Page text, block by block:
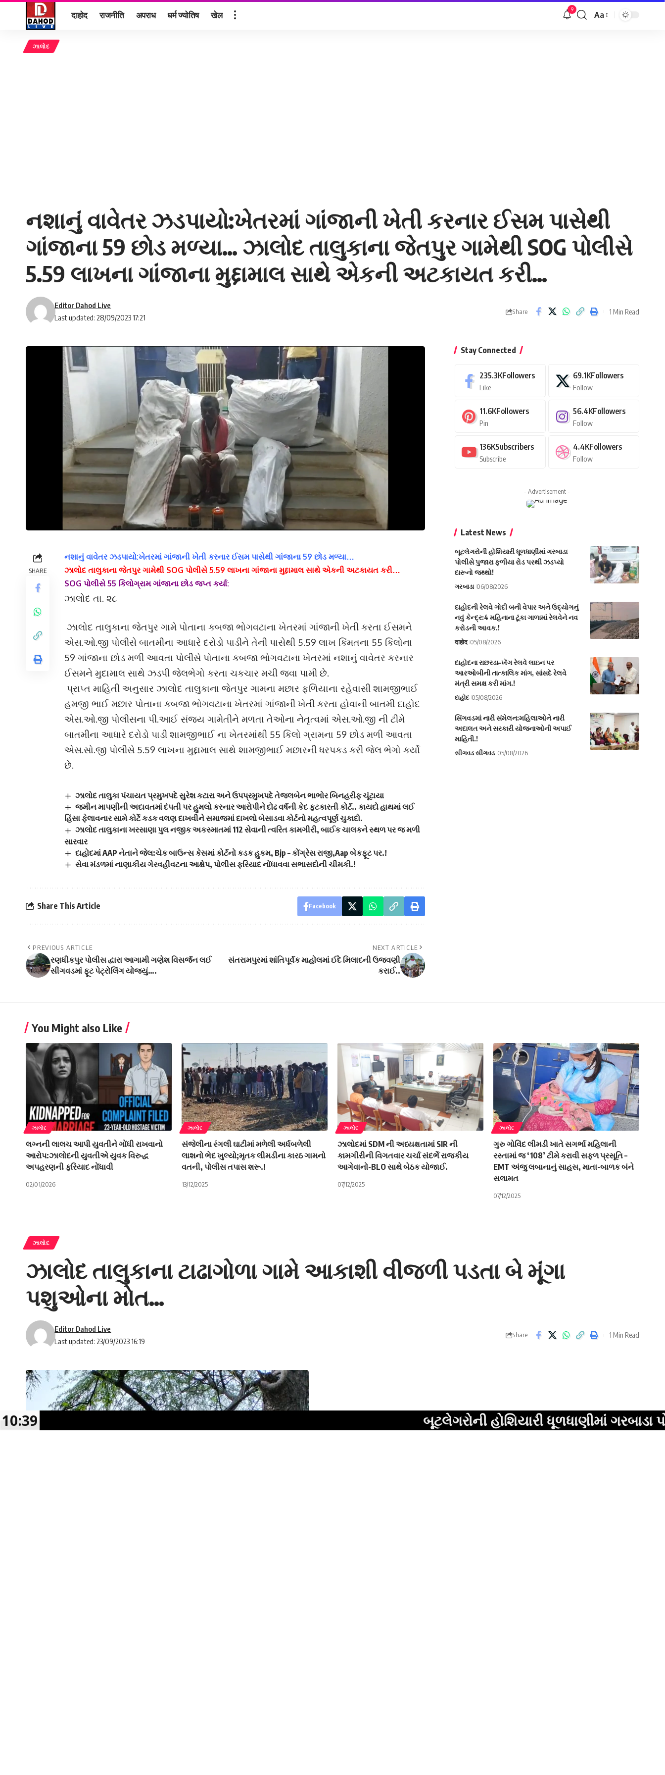
दाहोद राजनीति अपराध धर्म ज्योतिष खेल 9
Font
Aa
ઝાલોદ
નશાનું વાવેતર ઝડપાયો:ખેતરમાં ગાંજાની ખેતી કરનાર ઈસમ પાસેથી
ગાંજાના 59 છોડ મળ્યા… ઝાલોદ તાલુકાના જેતપુર ગામેથી SOG પોલીસે
5.59 લાખના ગાંજાના મુદ્દામાલ સાથે એકની અટકાયત કરી…
Last updated: 28/09/2023 17:21
Editor Dahod Live
Share 1 Min Read
SHARE
નશાનું વાવેતર ઝડપાયો:ખેતરમાં ગાંજાની ખેતી કરનાર ઈસમ પાસેથી ગાંજાના 59 છોડ મળ્યા…
ઝાલોદ તાલુકાના જેતપુર ગામેથી SOG પોલીસે 5.59 લાખના ગાંજાના મુદ્દામાલ સાથે એકની અટકાયત કરી…
SOG પોલીસે 55 કિલોગ્રામ ગાંજાના છોડ જપ્ત કર્યા:
ઝાલોદ તા. ૨૮
ઝાલોદ તાલુકાના જેતપુર ગામે પોતાના કબજા ભોગવટાના ખેતરમાં ગાંજાની ખેતી કરતા ઈસમને
એસ.ઓ.જી પોલીસે બાતમીના આધારે દરોડો પાડીને તેની પાસેથી 5.59 લાખ કિંમતના 55 કિલોના
59 ગાંજાના છોડ મળી આવતા પોલીસે પોતાના કબજા ભોગવટાના ખેતરમાં નશાનું વાવેતર કરનાર
ઈસમને મુદામાલ સાથે ઝડપી જેલભેગો કરતા ચકચાર મચી જવા પામી છે.
પ્રાપ્ત માહિતી અનુસાર ઝાલોદ તાલુકાના જેતપુર ગામના મછાર ફળિયાના રહેવાસી શામજીભાઈ
હમજી ભાઈ મછાર પોતાના કબજા ભોગવટાના ખેતરમાં ગાંજાની ખેતી કરતા હોવાની બાતમી દાહોદ
એસ.ઓ.જી પોલીસના પી.આઈ સંજય ગામેતીને મળતા તેઓના નેતૃત્વમાં એસ.ઓ.જી ની ટીમે
બાતમીના આધારે દરોડો પાડી શામજીભાઈ ના ખેતરમાંથી 55 કિલો ગ્રામના 59 છોડ મળી આવતા
એસ.સો.જી પોલીસે 5.59 લાખના મુદ્દામાલ સાથે શામજીભાઈ મછારની ધરપકડ કરી જેલ ભેગો કર્યો
છે.
ઝાલોદ તાલુકા પંચાયત પ્રમુખપદે સુરેશ કટારા અને ઉપપ્રમુખપદે તેજલબેન ભાભોર બિનહરીફ ચૂંટાયા
જમીન માપણીની અદાવતમાં દંપતી પર હુમલો કરનાર આરોપીને દોઢ વર્ષની કેદ ફટકારતી કોર્ટ.. કાયદો હાથમાં લઈ
હિંસા ફેલાવનાર સામે કોર્ટે કડક વલણ દાખવીને સમાજમાં દાખલો બેસાડવા કોર્ટનો મહત્વપૂર્ણ ચુકાદો.
ઝાલોદ તાલુકાના ખરસાણા પુલ નજીક અકસ્માતમાં 112 સેવાની ત્વરિત કામગીરી, બાઈક ચાલકને સ્થળ પર જ મળી
સારવાર
દાહોદમાં AAP નેતાને જેલ:ચેક બાઉન્સ કેસમાં કોર્ટનો કડક હુકમ, Bjp – કોંગ્રેસ રાજી,Aap બેકફૂટ પર.!
સેવા મંડળમાં નાણાકીય ગેરવહીવટના આક્ષેપ, પોલીસ ફરિયાદ નોંધાવવા સભાસદોની ચીમકી.!
Share This Article Facebook
PREVIOUS ARTICLE
રણધીકપુર પોલીસ દ્વારા આગામી ગણેશ વિસર્જન લઈ
સીંગવડમાં ફૂટ પેટ્રોલિંગ યોજ્યું….
NEXT ARTICLE
સંતરામપુરમાં શાંતિપૂર્વક માહોલમાં ઈદે મિલાદની ઉજવણી
કરાઈ..
Stay Connected
235.3KFollowers
Like
69.1KFollowers
Follow
11.6KFollowers
Pin
56.4KFollowers
Follow
136KSubscribers
Subscribe
4.4KFollowers
Follow
- Advertisement -
Latest News
બૂટલેગરોની હોશિયારી ધૂળધાણીમાં ગરબાડા
પોલીસે પુજારા ફળીયા રોડ પરથી ઝડપ્યો
દારૂનો જથ્થો!
ગરબાડા 06/08/2026
દાહોદની રેલવે ગોદી બની વેપાર અને ઉદ્યોગનું
નવું કેન્દ્ર:4 મહિનાના ટૂંકા ગાળામાં રેલવેને નવ
કરોડની આવક.!
दाहोद 05/08/2026
દાહોદના રાછરડા–ખેંગ રેલવે લાઇન પર
આરઓબીની તાત્કાલિક માંગ, સાંસદે રેલવે
મંત્રી સમક્ષ કરી માંગ.!
દાહોદ 05/08/2026
સિંગવડમાં નારી સંમેલન:મહિલાઓને નારી
અદાલત અને સરકારી યોજનાઓની અપાઈ
માહિતી.!
સીંગવડ સીંગવડ 05/08/2026
You Might also Like
ઝાલોદ
લગ્નની લાલચ આપી યુવતીને ગોંધી રાખવાનો
આરોપ:ઝાલોદની યુવતીએ યુવક વિરુદ્ધ
અપહરણની ફરિયાદ નોંધાવી
02/01/2026
ઝાલોદ
સંજેલીના રંગલી ઘાટીમાં મળેલી અર્ધબળેલી
લાશનો ભેદ ખુલ્યો;મૃતક લીમડીના કારઠ ગામનો
વતની, પોલીસ તપાસ શરૂ.!
13/12/2025
ઝાલોદ
ઝાલોદમાં SDM ની અધ્યક્ષતામાં SIR ની
કામગીરીની વિગતવાર ચર્ચા સંદર્ભે રાજકીય
આગેવાનો-BLO સાથે બેઠક યોજાઈ.
07/12/2025
ઝાલોદ
ગુરુ ગોવિંદ લીમડી ખાતે સગર્ભા મહિલાની
રસ્તામાં જ ‘108’ ટીમે કરાવી સફળ પ્રસૂતિ –
EMT અંજુ લબાનાનું સાહસ, માતા-બાળક બંને
સલામત
07/12/2025
ઝાલોદ
ઝાલોદ તાલુકાના ટાઢાગોળા ગામે આકાશી વીજળી પડતા બે મૂંગા
પશુઓના મોત…
Last updated: 23/09/2023 16:19
Editor Dahod Live
Share 1 Min Read
બૂટલેગરોની હોશિયારી ધૂળધાણીમાં ગરબાડા પોલીસે
10:39